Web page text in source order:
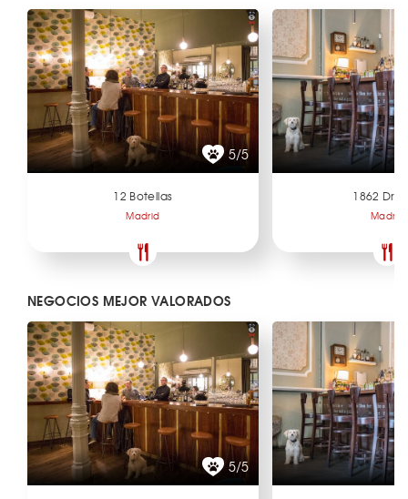
5/5
12 Botellas
Madrid
1862 Dry
Madrid
NEGOCIOS MEJOR VALORADOS
5/5